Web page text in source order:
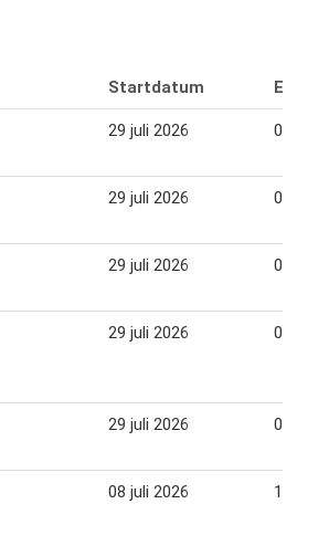
Startdatum
29 juli 2026 02
29 juli 2026 02
29 juli 2026 08
29 juli 2026 08
29 juli 2026 08
08 juli 2026 12